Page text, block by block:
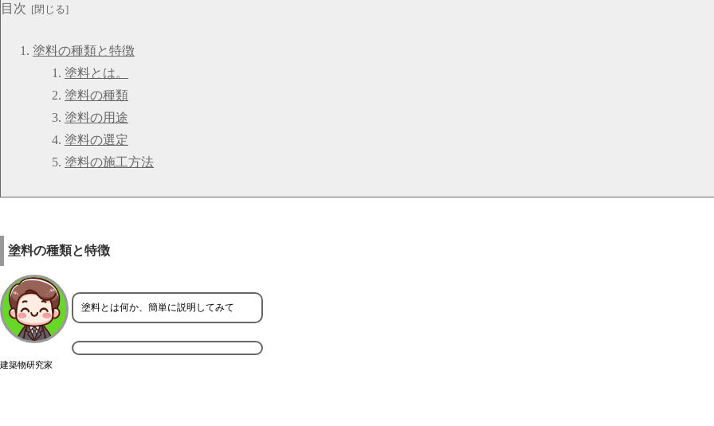
目次
塗料の種類と特徴
塗料とは。
塗料の種類
塗料の用途
塗料の選定
塗料の施工方法
塗料の種類と特徴
建築物研究家
塗料とは何か、簡単に説明してみて